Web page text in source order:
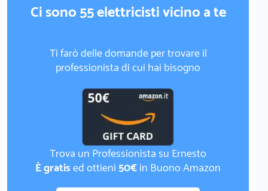
Ci sono 55 elettricisti vicino a te
Ti farò delle domande per trovare il
professionista di cui hai bisogno
Trova un Professionista su Ernesto
È gratised ottieni50€in Buono Amazon